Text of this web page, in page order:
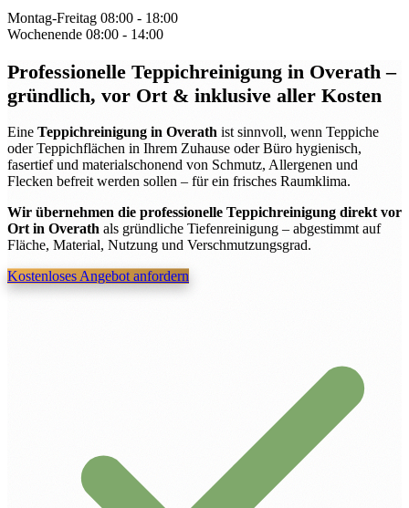
Montag-Freitag 08:00 - 18:00
Wochenende 08:00 - 14:00
Professionelle Teppichreinigung in Overath–
gründlich, vor Ort & inklusive aller Kosten
Eine Teppichreinigung in Overath ist sinnvoll, wenn Teppiche
oder Teppichflächen in Ihrem Zuhause oder Büro hygienisch,
fasertief und materialschonend von Schmutz, Allergenen und
Flecken befreit werden sollen – für ein frisches Raumklima.
Wir übernehmen die professionelle Teppichreinigung direkt vor
Ort in Overath als gründliche Tiefenreinigung – abgestimmt auf
Fläche, Material, Nutzung und Verschmutzungsgrad.
Kostenloses Angebot anfordern